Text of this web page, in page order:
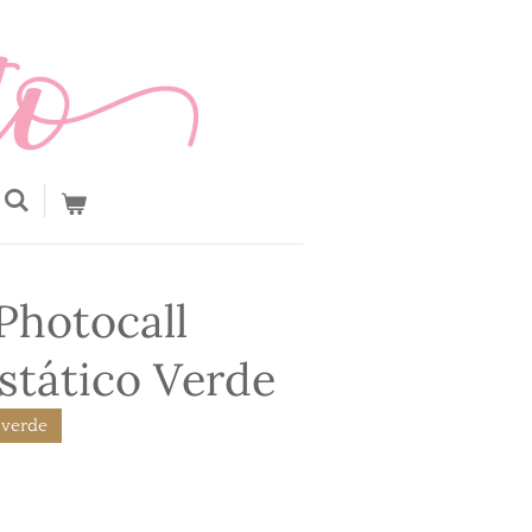
Verde